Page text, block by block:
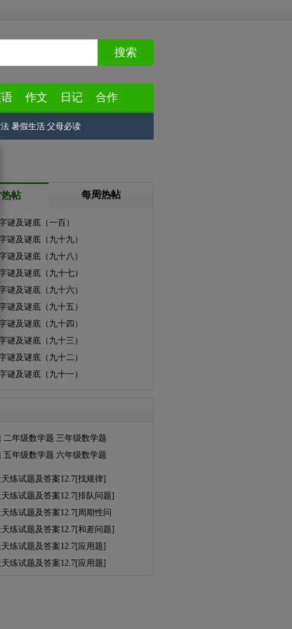
搜索
作文 日记 合作
暑假生活 父母必读
热帖 每周热帖
谜及谜底（一百）
谜及谜底（九十九）
谜及谜底（九十八）
谜及谜底（九十七）
谜及谜底（九十六）
谜及谜底（九十五）
谜及谜底（九十四）
谜及谜底（九十三）
谜及谜底（九十二）
谜及谜底（九十一）
二年级数学题 三年级数学题
五年级数学题 六年级数学题
练试题及答案12.7[找规律]
练试题及答案12.7[排队问题]
练试题及答案12.7[周期性问
练试题及答案12.7[和差问题]
练试题及答案12.7[应用题]
练试题及答案12.7[应用题]